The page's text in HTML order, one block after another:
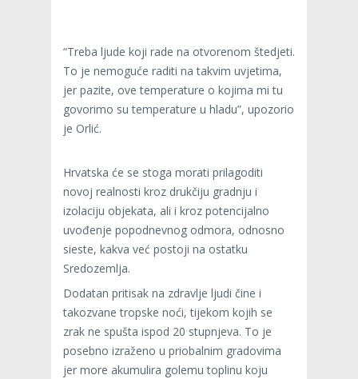
“Treba ljude koji rade na otvorenom štedjeti.
To je nemoguće raditi na takvim uvjetima,
jer pazite, ove temperature o kojima mi tu
govorimo su temperature u hladu”, upozorio
je Orlić.
Hrvatska će se stoga morati prilagoditi
novoj realnosti kroz drukčiju gradnju i
izolaciju objekata, ali i kroz potencijalno
uvođenje popodnevnog odmora, odnosno
sieste, kakva već postoji na ostatku
Sredozemlja.
Dodatan pritisak na zdravlje ljudi čine i
takozvane tropske noći, tijekom kojih se
zrak ne spušta ispod 20 stupnjeva. To je
posebno izraženo u priobalnim gradovima
jer more akumulira golemu toplinu koju